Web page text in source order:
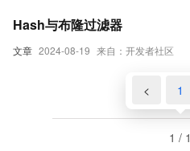
文章 2024-08-19 来自：开发者社区
Hash与布隆过滤器
< 1
1 / 1